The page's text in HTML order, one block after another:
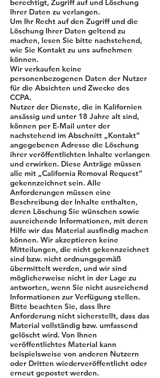
berechtigt, Zugriff auf und Löschung
Ihrer Daten zu verlangen.
Um Ihr Recht auf den Zugriff und die
Löschung Ihrer Daten geltend zu
machen, lesen Sie bitte nachstehend,
wie Sie Kontakt zu uns aufnehmen
können.
Wir verkaufen keine
personenbezogenen Daten der Nutzer
für die Absichten und Zwecke des
CCPA.
Nutzer der Dienste, die in Kalifornien
ansässig und unter 18 Jahre alt sind,
können per E-Mail unter der
nachstehend im Abschnitt „Kontakt“
angegebenen Adresse die Löschung
ihrer veröffentlichten Inhalte verlangen
und erwirken. Diese Anträge müssen
alle mit „California Removal Request“
gekennzeichnet sein. Alle
Anforderungen müssen eine
Beschreibung der Inhalte enthalten,
deren Löschung Sie wünschen sowie
ausreichende Informationen, mit deren
Hilfe wir das Material ausfindig machen
können. Wir akzeptieren keine
Mitteilungen, die nicht gekennzeichnet
sind bzw. nicht ordnungsgemäß
übermittelt werden, und wir sind
möglicherweise nicht in der Lage zu
antworten, wenn Sie nicht ausreichend
Informationen zur Verfügung stellen.
Bitte beachten Sie, dass Ihre
Anforderung nicht sicherstellt, dass das
Material vollständig bzw. umfassend
gelöscht wird. Von Ihnen
veröffentlichtes Material kann
beispielsweise von anderen Nutzern
oder Dritten wiederveröffentlicht oder
erneut gepostet werden.